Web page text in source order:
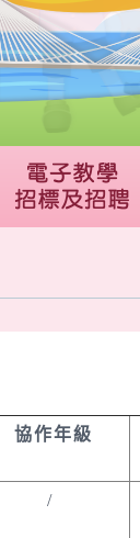
協作年級
/